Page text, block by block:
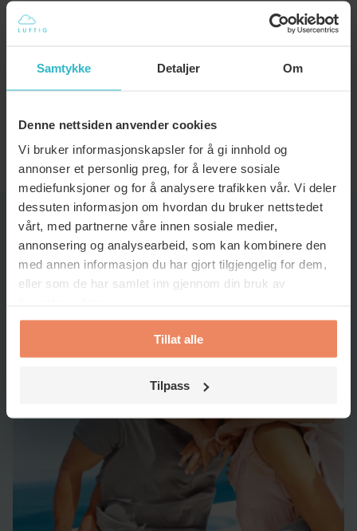
Samtykke Detaljer Om
Denne nettsiden anvender cookies
Vi bruker informasjonskapsler for å gi innhold og
annonser et personlig preg, for å levere sosiale
mediefunksjoner og for å analysere trafikken vår. Vi deler
dessuten informasjon om hvordan du bruker nettstedet
vårt, med partnerne våre innen sosiale medier,
annonsering og analysearbeid, som kan kombinere den
med annen informasjon du har gjort tilgjengelig for dem,
eller som de har samlet inn gjennom din bruk av
Tillat alle
Tilpass
redusere strømforbruket i hjemmet mitt?
TIPS OG TRIKS